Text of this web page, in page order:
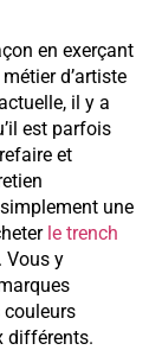
en exerçant
d’artiste
il y a
est parfois
et
une
le trench
Vous y
couleurs
différents.